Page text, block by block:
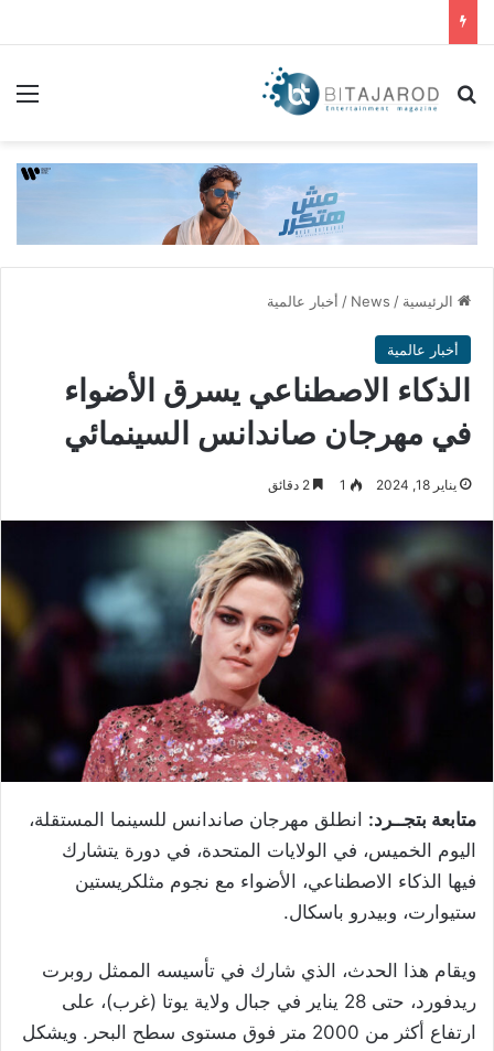
بحث عن
الرئيسية /
News
/ أخبار عالمية
أخبار عالمية
الذكاء الاصطناعي يسرق الأضواء
في مهرجان صاندانس السينمائي
يناير 18, 2024 1
متابعة بتجــرد: انطلق مهرجان صاندانس للسينما المستقلة،
اليوم الخميس، في الولايات المتحدة، في دورة يتشارك
فيها الذكاء الاصطناعي، الأضواء مع نجوم مثلكريستين
ستيوارت، وبيدرو باسكال.
ويقام هذا الحدث، الذي شارك في تأسيسه الممثل روبرت
ريدفورد، حتى 28 يناير في جبال ولاية يوتا (غرب)، على
ارتفاع أكثر من 2000 متر فوق مستوى سطح البحر. ويشكل